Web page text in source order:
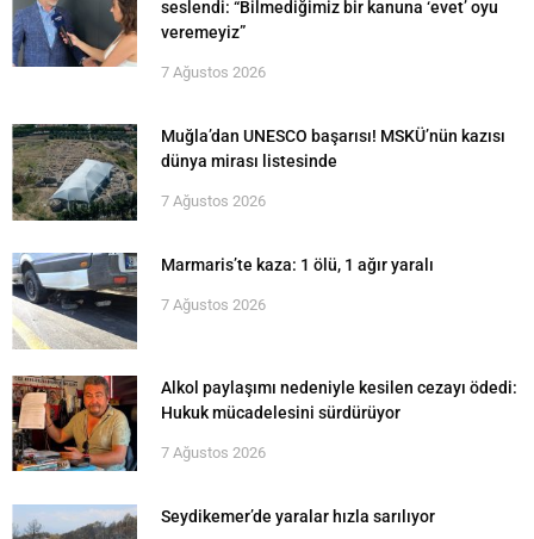
seslendi: “Bilmediğimiz bir kanuna ‘evet’ oyu
veremeyiz”
7 Ağustos 2026
Muğla’dan UNESCO başarısı! MSKÜ’nün kazısı
dünya mirası listesinde
7 Ağustos 2026
Marmaris’te kaza: 1 ölü, 1 ağır yaralı
7 Ağustos 2026
Alkol paylaşımı nedeniyle kesilen cezayı ödedi:
Hukuk mücadelesini sürdürüyor
7 Ağustos 2026
Seydikemer’de yaralar hızla sarılıyor